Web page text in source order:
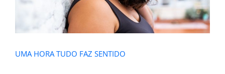
UMA HORA TUDO FAZ SENTIDO